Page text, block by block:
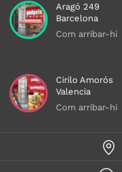
Aragó 249
Barcelona
Com arribar-hi
Cirilo Amorós
Valencia
Com arribar-hi